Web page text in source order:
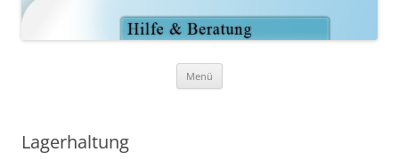
Menü
Lagerhaltung